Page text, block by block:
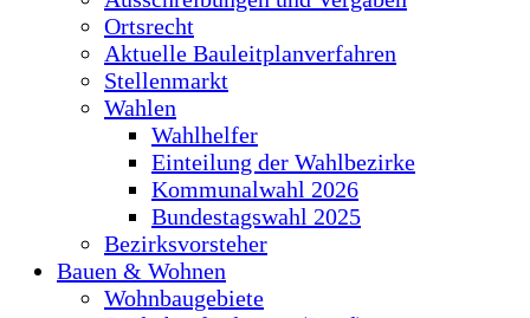
Ortsrecht
Aktuelle Bauleitplanverfahren
Stellenmarkt
Wahlen
Wahlhelfer
Einteilung der Wahlbezirke
Kommunalwahl 2026
Bundestagswahl 2025
Bezirksvorsteher
Bauen & Wohnen
Wohnbaugebiete